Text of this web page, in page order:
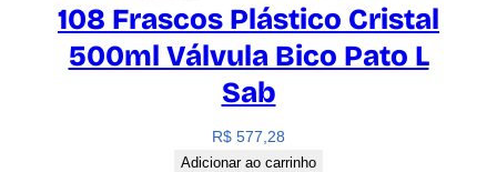
108 Frascos Plástico Cristal
500ml Válvula Bico Pato L
Sab
R$ 577,28
Adicionar ao carrinho